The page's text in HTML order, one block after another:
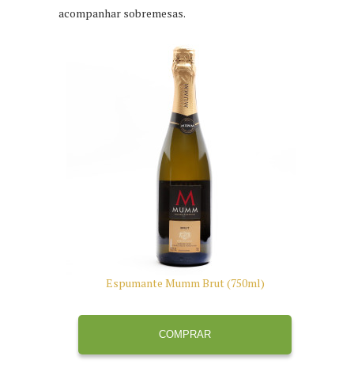
acompanhar sobremesas.
Espumante Mumm Brut (750ml)
COMPRAR